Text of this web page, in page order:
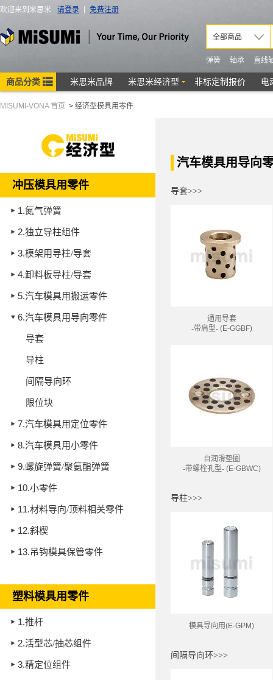
MISUMI-VONA 首页 > 经济型模具用零件
冲压模具用零件
1.氮气弹簧
2.独立导柱组件
3.模架用导柱/导套
4.卸料板导柱/导套
5.汽车模具用搬运零件
6.汽车模具用导向零件
导套
导柱
间隔导向环
限位块
7.汽车模具用定位零件
8.汽车模具用小零件
9.螺旋弹簧/聚氨酯弹簧
10.小零件
11.材料导向/顶料相关零件
12.斜楔
13.吊钩模具保管零件
塑料模具用零件
1.推杆
2.活型芯/抽芯组件
3.精定位组件
汽车模具用导向
导套>>>
通用导套
-带肩型- (E-GGBF)
自润滑垫圈
-带螺栓孔型- (E-GBWC)
导柱>>>
模具导向用(E-GPM)
间隔导向环>>>